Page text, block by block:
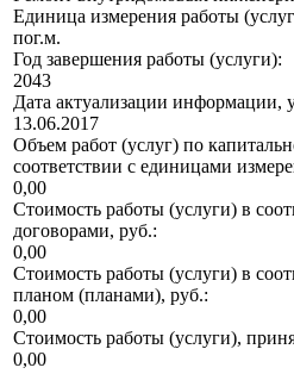
Единица измерения работы
пог.м.
Год завершения работы (услуги):
2043
Дата актуализации информации,
13.06.2017
Объем работ (услуг) по
соответствии с единицами
0,00
Стоимость работы (услуги) в
договорами, руб.:
0,00
Стоимость работы (услуги) в
планом (планами), руб.:
0,00
Стоимость работы (услуги),
0,00